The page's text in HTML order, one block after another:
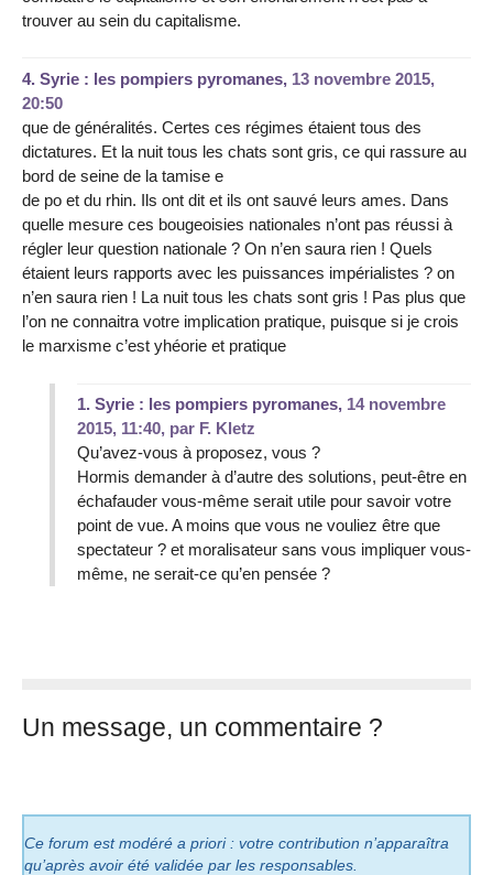
trouver au sein du capitalisme.
4. Syrie : les pompiers pyromanes, 13 novembre 2015,
20:50
que de généralités. Certes ces régimes étaient tous des
dictatures. Et la nuit tous les chats sont gris, ce qui rassure au
bord de seine de la tamise e
de po et du rhin. Ils ont dit et ils ont sauvé leurs ames. Dans
quelle mesure ces bougeoisies nationales n’ont pas réussi à
régler leur question nationale ? On n’en saura rien ! Quels
étaient leurs rapports avec les puissances impérialistes ? on
n’en saura rien ! La nuit tous les chats sont gris ! Pas plus que
l’on ne connaitra votre implication pratique, puisque si je crois
le marxisme c’est yhéorie et pratique
1. Syrie : les pompiers pyromanes, 14 novembre
2015, 11:40, par F. Kletz
Qu’avez-vous à proposez, vous ?
Hormis demander à d’autre des solutions, peut-être en
échafauder vous-même serait utile pour savoir votre
point de vue. A moins que vous ne vouliez être que
spectateur ? et moralisateur sans vous impliquer vous-
même, ne serait-ce qu’en pensée ?
Un message, un commentaire ?
Ce forum est modéré a priori : votre contribution n’apparaîtra
qu’après avoir été validée par les responsables.